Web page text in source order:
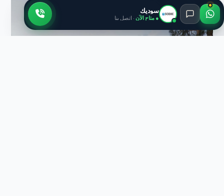
سوديك
● متاح الآن · اتصل بنا